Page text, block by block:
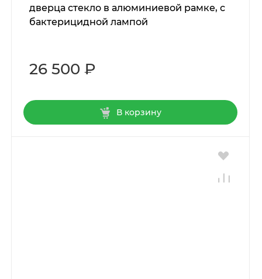
дверца стекло в алюминиевой рамке, с
бактерицидной лампой
26 500 ₽
В корзину